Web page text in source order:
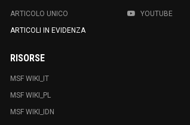
ARTICOLO UNICO
ARTICOLI IN EVIDENZA
RISORSE
MSF WIKI_IT
MSF WIKI_PL
MSF WIKI_IDN
YOUTUBE